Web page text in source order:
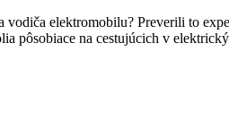
elektromobilu? Preverili to
pôsobiace na cestujúcich v